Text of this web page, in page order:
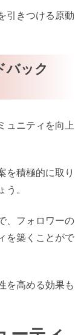
引きつける原動
バック
ュニティを向上
を積極的に取り
。
、フォロワーの
を築くことがで
を高める効果も